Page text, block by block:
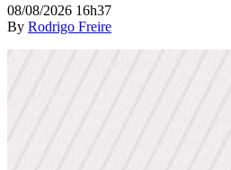
08/08/2026 16h37
By Rodrigo Freire